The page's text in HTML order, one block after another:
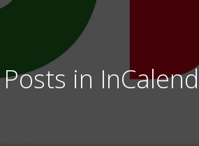
Posts in